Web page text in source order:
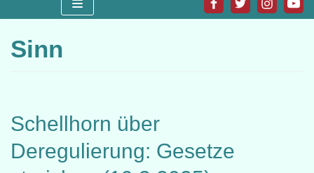
Sinn
Schellhorn über
Deregulierung: Gesetze